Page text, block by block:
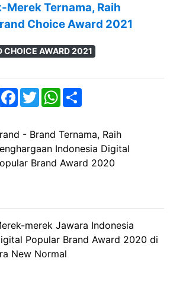
Merek Ternama, Raih
Choice Award 2021
CHOICE AWARD 2021
Facebook
TwitterWhatsApp
- Brand Ternama, Raih
Indonesia Digital
Brand Award 2020
merek Jawara Indonesia
Popular Brand Award 2020 di
New Normal